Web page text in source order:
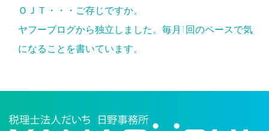
ＯＪＴ・・・ご存じですか。
ヤフーブログから独立しました。毎月1回のペースで気
になることを書いています。